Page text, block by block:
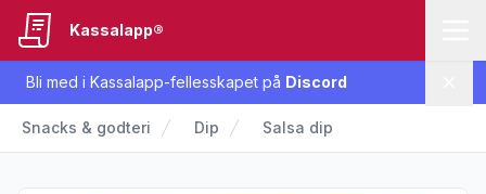
Bli med i Kassalapp-fellesskapet på Discord
Kassalapp®
Snacks & godteri Dip Salsa dip